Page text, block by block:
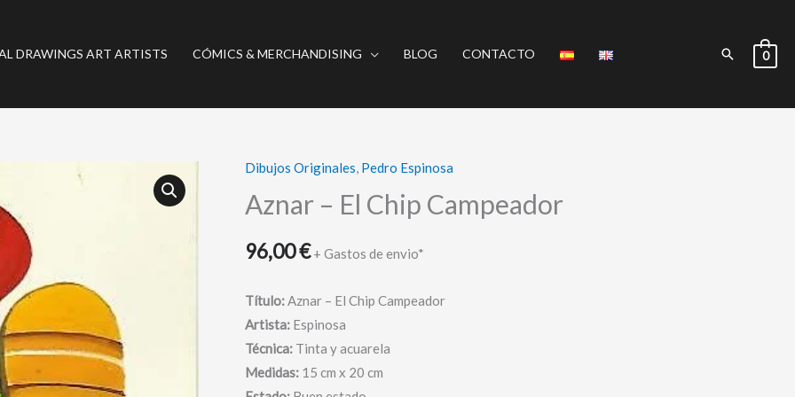
DRAWINGS ART ARTISTS CÓMICS & MERCHANDISING BLOG CONTACTO Buscar
0
Dibujos Originales, Pedro Espinosa
Aznar – El Chip Campeador
96,00€ + Gastos de envio*
Título:Aznar – El Chip Campeador
Artista: Espinosa
Técnica: Tinta y acuarela
Medidas: 15 cm x 20 cm
Aznar
El
Chip
cantidad